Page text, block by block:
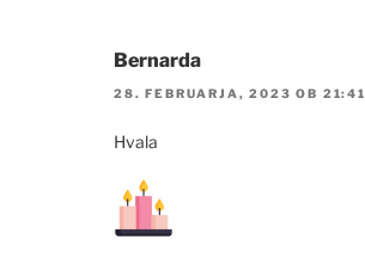
Bernarda
28. FEBRUARJA, 2023 OB 21:41
Hvala